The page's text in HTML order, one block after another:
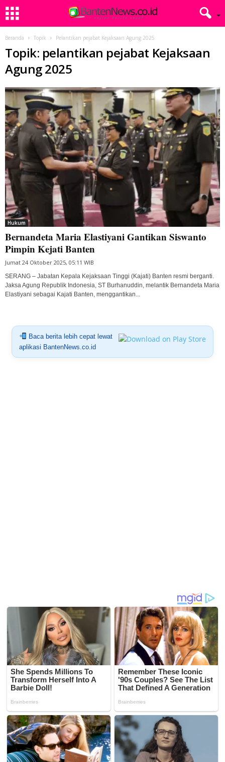
Beranda Topik Pelantikan pejabat Kejaksaan Agung 2025
Topik: pelantikan pejabat Kejaksaan
Agung 2025
Hukum
Bernandeta Maria Elastiyani Gantikan Siswanto
Pimpin Kejati Banten
Jumat 24 Oktober 2025, 05:11 WIB
SERANG – Jabatan Kepala Kejaksaan Tinggi (Kajati) Banten resmi berganti.
Jaksa Agung Republik Indonesia, ST Burhanuddin, melantik Bernandeta Maria
Elastiyani sebagai Kajati Banten, menggantikan...
Baca berita lebih cepat lewat
aplikasi BantenNews.co.id